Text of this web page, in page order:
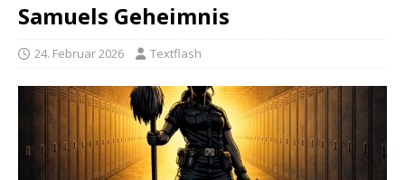
Samuels Geheimnis
24. Februar 2026 Textflash